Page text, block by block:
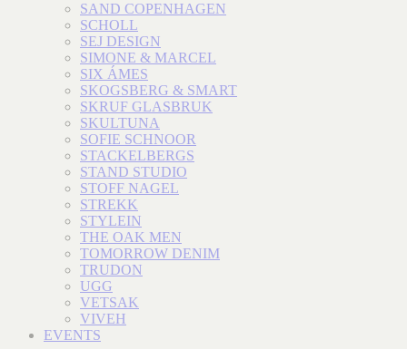
SAND COPENHAGEN
SCHOLL
SEJ DESIGN
SIMONE & MARCEL
SIX ÁMES
SKOGSBERG & SMART
SKRUF GLASBRUK
SKULTUNA
SOFIE SCHNOOR
STACKELBERGS
STAND STUDIO
STOFF NAGEL
STREKK
STYLEIN
THE OAK MEN
TOMORROW DENIM
TRUDON
UGG
VETSAK
VIVEH
EVENTS